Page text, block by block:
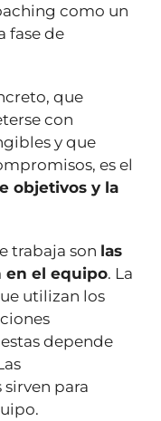
como un
fase de
que
con
y que
es el
objetivos y la
trabaja son las
en el equipo. La
utilizan los
depende
para